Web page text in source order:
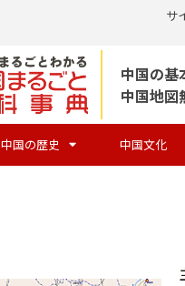
サ
中国の基
中国地図
中国の歴史 中国文化